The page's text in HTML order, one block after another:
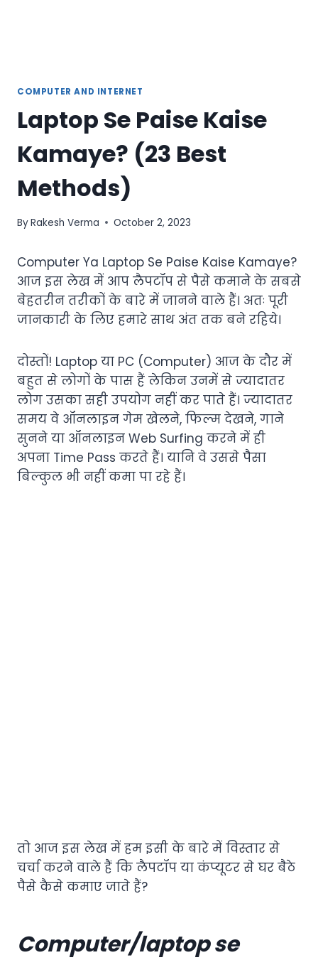
COMPUTER AND INTERNET
Laptop Se Paise Kaise
Kamaye? (23 Best
Methods)
ByRakesh Verma October 2, 2023
Computer Ya Laptop Se Paise Kaise Kamaye?
आज इस लेख में आप लैपटॉप से पैसे कमाने के सबसे
बेहतरीन तरीकों के बारे में जानने वाले हैं। अतः पूरी
जानकारी के लिए हमारे साथ अंत तक बने रहिये।
दोस्तों! Laptop या PC (Computer) आज के दौर में
बहुत से लोगों के पास हैं लेकिन उनमें से ज्यादातर
लोग उसका सही उपयोग नहीं कर पाते हैं। ज्यादातर
समय वे ऑनलाइन गेम खेलने, फिल्म देखने, गाने
सुनने या ऑनलाइन Web Surfing करने में ही
अपना Time Pass करते हैं। यानि वे उससे पैसा
बिल्कुल भी नहीं कमा पा रहे हैं।
तो आज इस लेख में हम इसी के बारे में विस्तार से
चर्चा करने वाले हैं कि लैपटॉप या कंप्यूटर से घर बैठे
पैसे कैसे कमाए जाते हैं?
Computer/laptop se